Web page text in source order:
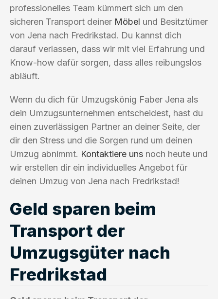
professionelles Team kümmert sich um den
sicheren Transport deiner Möbel und Besitztümer
von Jena nach Fredrikstad. Du kannst dich
darauf verlassen, dass wir mit viel Erfahrung und
Know-how dafür sorgen, dass alles reibungslos
abläuft.
Wenn du dich für Umzugskönig Faber Jena als
dein Umzugsunternehmen entscheidest, hast du
einen zuverlässigen Partner an deiner Seite, der
dir den Stress und die Sorgen rund um deinen
Umzug abnimmt. Kontaktiere uns noch heute und
wir erstellen dir ein individuelles Angebot für
deinen Umzug von Jena nach Fredrikstad!
Geld sparen beim
Transport der
Umzugsgüter nach
Fredrikstad